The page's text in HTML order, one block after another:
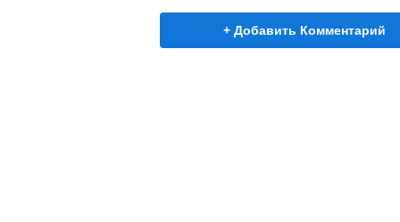
+ Добавить Комментарий